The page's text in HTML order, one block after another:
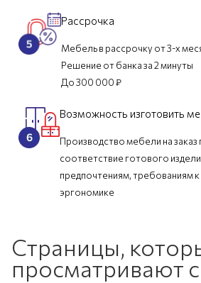
Рассрочка
Мебель в рассрочку от 3-х
Решение от банка за 2 минуты
До 300 000 ₽
Возможность изготовить
Производство мебели на заказ
соответствие готового
предпочтениям, требованиям
эргономике
Страницы,
просматривают